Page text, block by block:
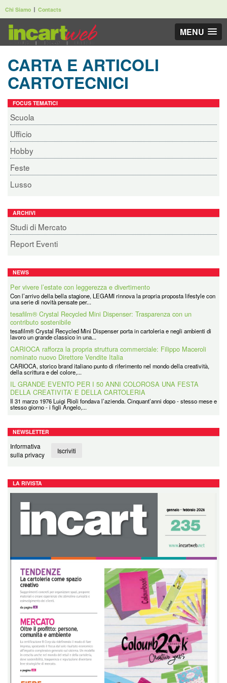
Chi Siamo Contacts
MENU
CARTA E ARTICOLI
CARTOTECNICI
FOCUS TEMATICI
Scuola
Ufficio
Hobby
Feste
Lusso
ARCHIVI
Studi di Mercato
Report Eventi
NEWS
Per vivere l’estate con leggerezza e divertimento
Con l’arrivo della bella stagione, LEGAMI rinnova la propria proposta lifestyle con
una serie di novità pensate per...
tesafilm® Crystal Recycled Mini Dispenser: Trasparenza con un
contributo sostenibile
tesafilm® Crystal Recycled Mini Dispenser porta in cartoleria e negli ambienti di
lavoro un grande classico in una...
CARIOCA rafforza la propria struttura commerciale: Filippo Maceroli
nominato nuovo Direttore Vendite Italia
CARIOCA, storico brand italiano punto di riferimento nel mondo della creatività,
della scrittura e del colore,...
IL GRANDE EVENTO PER I 50 ANNI COLOROSA UNA FESTA
DELLA CREATIVITA’ E DELLA CARTOLERIA
Il 31 marzo 1976 Luigi Rioli fondava l’azienda. Cinquant’anni dopo - stesso mese e
stesso giorno - i figli Angelo,...
NEWSLETTER
Informativa
sulla privacy
Iscriviti
LA RIVISTA